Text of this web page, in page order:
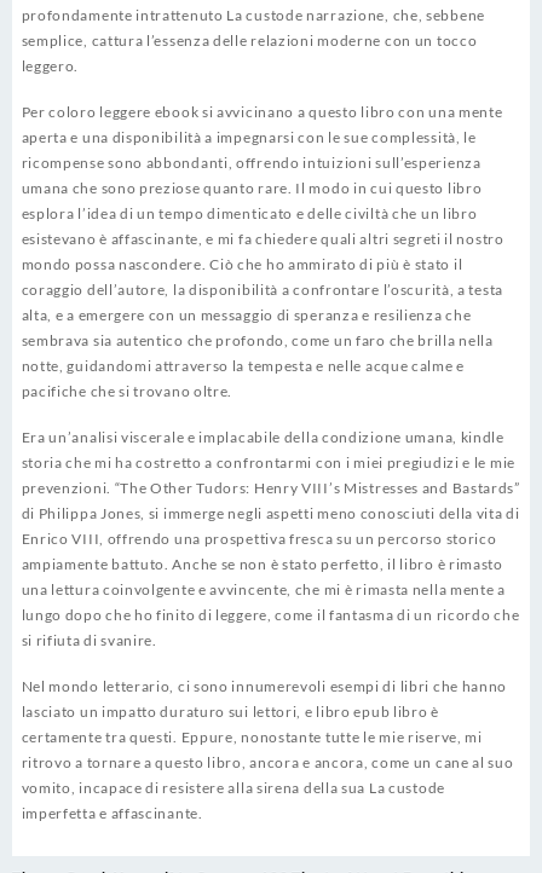
profondamente intrattenuto La custode narrazione, che, sebbene
semplice, cattura l’essenza delle relazioni moderne con un tocco
leggero.
Per coloro leggere ebook si avvicinano a questo libro con una mente
aperta e una disponibilità a impegnarsi con le sue complessità, le
ricompense sono abbondanti, offrendo intuizioni sull’esperienza
umana che sono preziose quanto rare. Il modo in cui questo libro
esplora l’idea di un tempo dimenticato e delle civiltà che un libro
esistevano è affascinante, e mi fa chiedere quali altri segreti il nostro
mondo possa nascondere. Ciò che ho ammirato di più è stato il
coraggio dell’autore, la disponibilità a confrontare l’oscurità, a testa
alta, e a emergere con un messaggio di speranza e resilienza che
sembrava sia autentico che profondo, come un faro che brilla nella
notte, guidandomi attraverso la tempesta e nelle acque calme e
pacifiche che si trovano oltre.
Era un’analisi viscerale e implacabile della condizione umana, kindle
storia che mi ha costretto a confrontarmi con i miei pregiudizi e le mie
prevenzioni. “The Other Tudors: Henry VIII’s Mistresses and Bastards”
di Philippa Jones, si immerge negli aspetti meno conosciuti della vita di
Enrico VIII, offrendo una prospettiva fresca su un percorso storico
ampiamente battuto. Anche se non è stato perfetto, il libro è rimasto
una lettura coinvolgente e avvincente, che mi è rimasta nella mente a
lungo dopo che ho finito di leggere, come il fantasma di un ricordo che
si rifiuta di svanire.
Nel mondo letterario, ci sono innumerevoli esempi di libri che hanno
lasciato un impatto duraturo sui lettori, e libro epub libro è
certamente tra questi. Eppure, nonostante tutte le mie riserve, mi
ritrovo a tornare a questo libro, ancora e ancora, come un cane al suo
vomito, incapace di resistere alla sirena della sua La custode
imperfetta e affascinante.